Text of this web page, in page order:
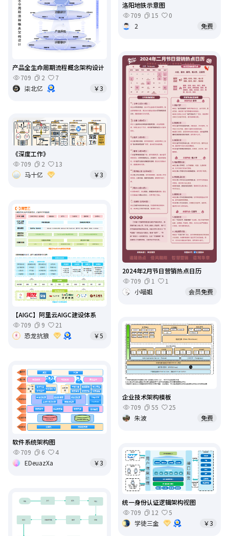
洛阳地铁示意图
709
15
0
2
免费
产品全生命周期流程概念架构设计
709
2
7
柒北亿
￥3
2024年2月节日营销热点日历
709
1
1
小喵姐
会员免费
《深度工作》
709
2
13
马十亿
￥3
【AIGC】阿里云AIGC建设体系
709
9
21
恐龙抗狼
￥5
企业技术架构模板
709
55
25
朱波
免费
软件系统架构图
709
6
4
EDeuazXa
￥3
统一身份认证逻辑架构视图
709
12
5
学徒三金
￥3